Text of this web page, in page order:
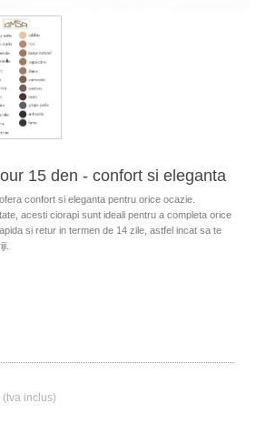
15 den - confort si eleganta
confort si eleganta pentru orice ocazie.
acesti ciorapi sunt ideali pentru a completa orice
si retur in termen de 14 zile, astfel incat sa te
(tva inclus)